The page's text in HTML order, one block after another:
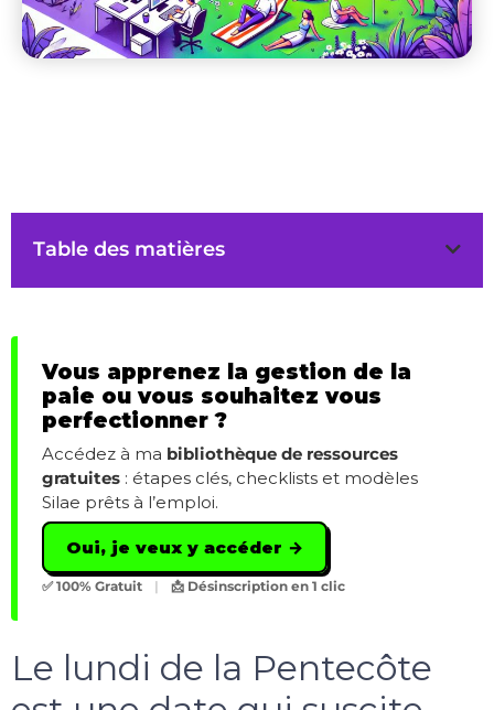
Table des matières
Vous apprenez la gestion de la
paie ou vous souhaitez vous
perfectionner ?
Accédez à ma bibliothèque de ressources
gratuites : étapes clés, checklists et modèles
Silae prêts à l’emploi.
Oui, je veux y accéder →
✅ 100% Gratuit | 📩 Désinscription en 1 clic
Le lundi de la Pentecôte